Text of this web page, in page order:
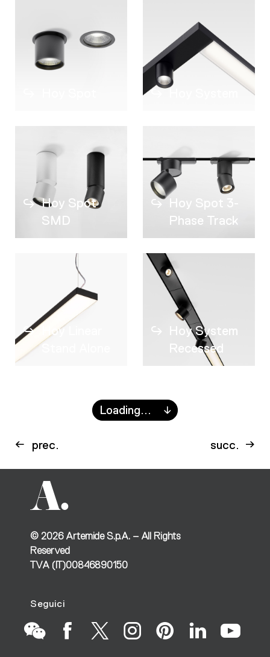
Hoy Spot
SMD
Hoy Spot 3-
Phase Track
Hoy Linear
Hoy System
Recessed
Loading...
prec. succ.
© 2026Artemide S.p.A. – All Rights
Reserved
TVA (IT)00846890150
Seguici